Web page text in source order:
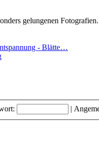
gelungenen Fotografien.
- Blätte…
|